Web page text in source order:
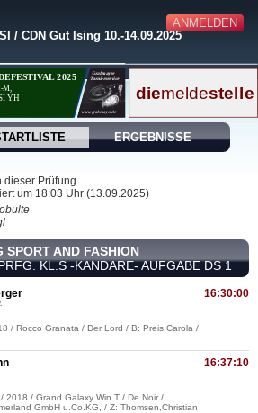
ANMELDEN
/ CDN Gut Ising 10.-14.09.2025
ERGEBNISSE
Prüfung.
um 18:03 Uhr (13.09.2025)
SPORT AND FASHION
KL.S -KANDARE- AUFGABE DS 1
16:30:00
/ Rocco Granata / Der Lord / B: Preis,Carola /
16:37:10
2018 / Grand Galaxy Win T / De Noir /
GmbH u.Co.KG, / Z: Thomsen,Christian